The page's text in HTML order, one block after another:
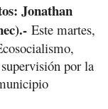
Jonathan
Este martes,
por la